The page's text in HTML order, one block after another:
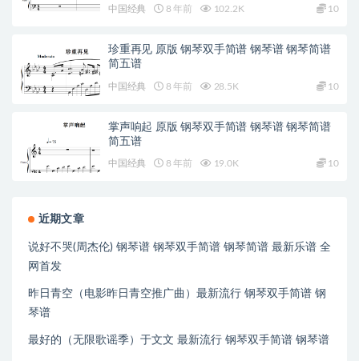
中国经典 8 年前 102.2K 10
珍重再见 原版 钢琴双手简谱 钢琴谱 钢琴简谱
简五谱
中国经典 8 年前 28.5K 10
掌声响起 原版 钢琴双手简谱 钢琴谱 钢琴简谱
简五谱
中国经典 8 年前 19.0K 10
近期文章
说好不哭(周杰伦) 钢琴谱 钢琴双手简谱 钢琴简谱 最新乐谱 全
网首发
昨日青空（电影昨日青空推广曲）最新流行 钢琴双手简谱 钢
琴谱
最好的（无限歌谣季）于文文 最新流行 钢琴双手简谱 钢琴谱